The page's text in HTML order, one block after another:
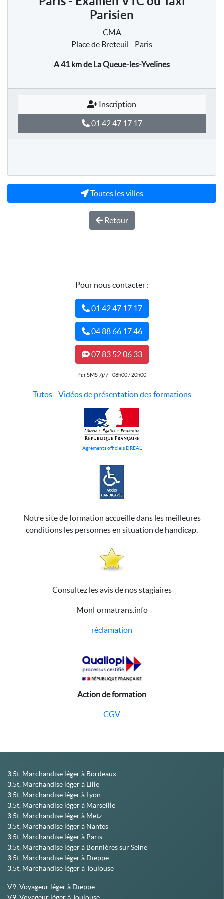
Parisien
CMA
Place de Breteuil - Paris
A 41 kmde La Queue-les-Yvelines
Inscription
01 42 47 17 17
Toutes les villes
Retour
Pour nous contacter :
01 42 47 17 17
04 88 66 17 46
07 83 52 06 33
Par SMS 7j/7 - 08h00 / 20h00
Tutos- Vidéos de présentation des formations
Agréments officiels DREAL
Notre site de formation accueille dans les meilleures
conditions les personnes en situation de handicap.
Consultez les avis de nos stagiaires
MonFormatrans.info
réclamation
Action de formation
CGV
3.5t, Marchandise léger à Bordeaux
3.5t, Marchandise léger à Lille
3.5t, Marchandise léger à Lyon
3.5t, Marchandise léger à Marseille
3.5t, Marchandise léger à Metz
3.5t, Marchandise léger à Nantes
3.5t, Marchandise léger à Paris
3.5t, Marchandise léger à Bonnières sur Seine
3.5t, Marchandise léger à Dieppe
3.5t, Marchandise léger à Toulouse
V9, Voyageur léger à Dieppe